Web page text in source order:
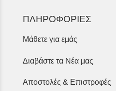
ΠΛΗΡΟΦΟΡΙΕΣ
Μάθετε για εμάς
Διαβάστε τα Νέα μας
Αποστολές & Επιστροφές